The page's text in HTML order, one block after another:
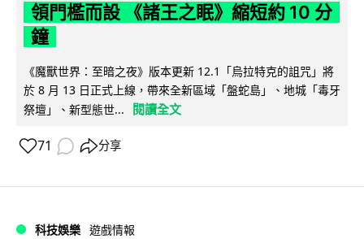
領門檻而設 《諸王之眠》縮短約 10 分
鐘
《魔獸世界：至暗之夜》版本更新 12.1「烏拉特克的詛咒」將
於 8 月 13 日正式上線，帶來全新區域「盤蛇島」、地城「毒牙
祭壇」、新型態世...
閱讀全文
71 分享
科技娛樂 遊戲情報